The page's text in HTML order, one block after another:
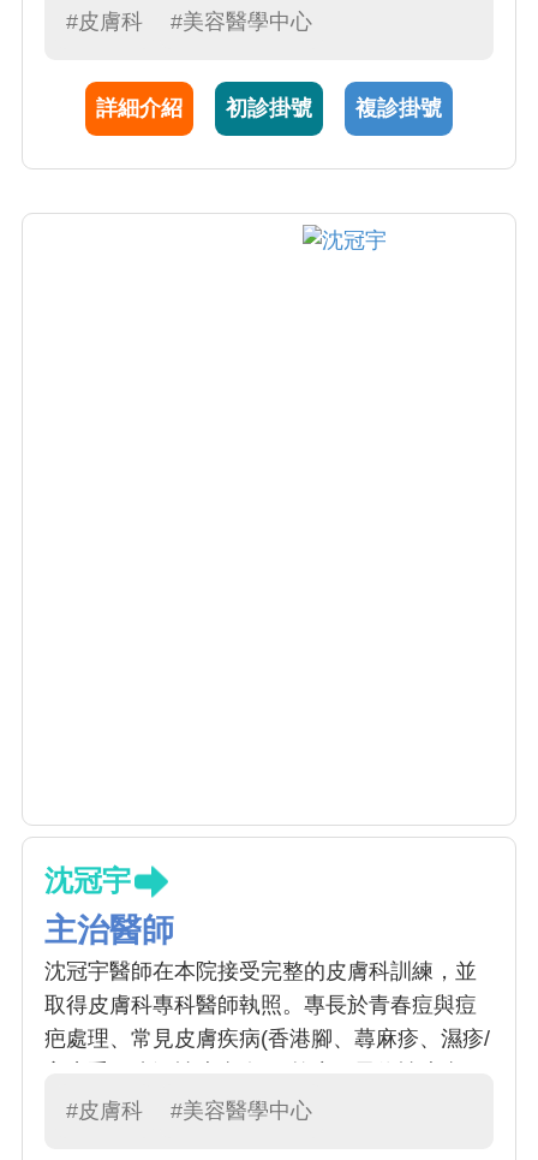
癬、異位性皮膚炎、感染疾患、落髮疾患、醫
#皮膚科 #美容醫學中心
詳細介紹 初診掛號 複診掛號
沈冠宇
主治醫師
沈冠宇醫師在本院接受完整的皮膚科訓練，並
取得皮膚科專科醫師執照。專長於青春痘與痘
疤處理、常見皮膚疾病(香港腳、蕁麻疹、濕疹/
炎、白斑及其他色素疾病、感染疾患、指甲疾
#皮膚科 #美容醫學中心